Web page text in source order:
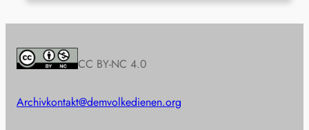
CC BY-NC 4.0
Archivkontakt@demvolkedienen.org